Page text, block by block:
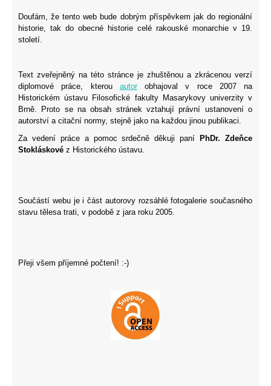
Doufám, že tento web bude dobrým příspěvkem jak do regionální
historie, tak do obecné historie celé rakouské monarchie v 19.
století.
Text zveřejněný na této stránce je zhuštěnou a zkrácenou verzí
diplomové práce, kterou autorobhajoval v roce 2007 na
Historickém ústavu Filosofické fakulty Masarykovy univerzity v
Brně. Proto se na obsah stránek vztahují právní ustanovení o
autorství a citační normy, stejně jako na každou jinou publikaci.
Za vedení práce a pomoc srdečně děkuji paní
PhDr. Zdeňce
Stokláskové z Historického ústavu.
Součástí webu je i část autorovy rozsáhlé fotogalerie současného
stavu tělesa trati, v podobě z jara roku 2005.
Přeji všem příjemné počtení! :-)